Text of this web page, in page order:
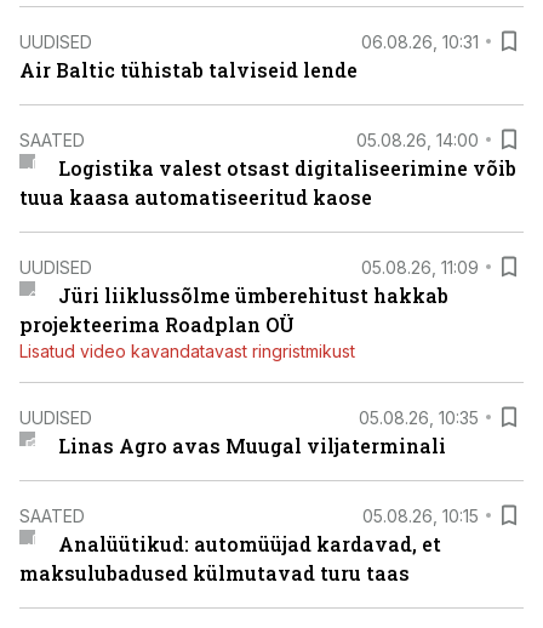
UUDISED 06.08.26, 10:31
Air Baltic tühistab talviseid lende
SAATED 05.08.26, 14:00
Logistika valest otsast digitaliseerimine võib
tuua kaasa automatiseeritud kaose
UUDISED 05.08.26, 11:09
Jüri liiklussõlme ümberehitust hakkab
projekteerima Roadplan OÜ
Lisatud video kavandatavast ringristmikust
UUDISED 05.08.26, 10:35
Linas Agro avas Muugal viljaterminali
SAATED 05.08.26, 10:15
Analüütikud: automüüjad kardavad, et
maksulubadused külmutavad turu taas